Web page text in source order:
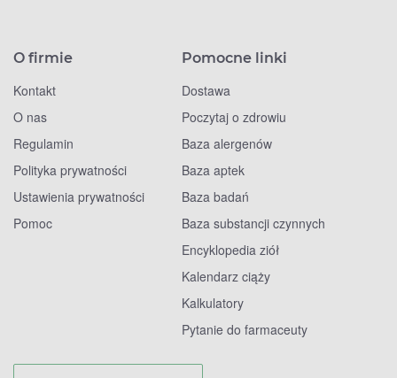
O firmie
Kontakt
O nas
Regulamin
Polityka prywatności
Ustawienia prywatności
Pomoc
Pomocne linki
Dostawa
Poczytaj o zdrowiu
Baza alergenów
Baza aptek
Baza badań
Baza substancji czynnych
Encyklopedia ziół
Kalendarz ciąży
Kalkulatory
Pytanie do farmaceuty